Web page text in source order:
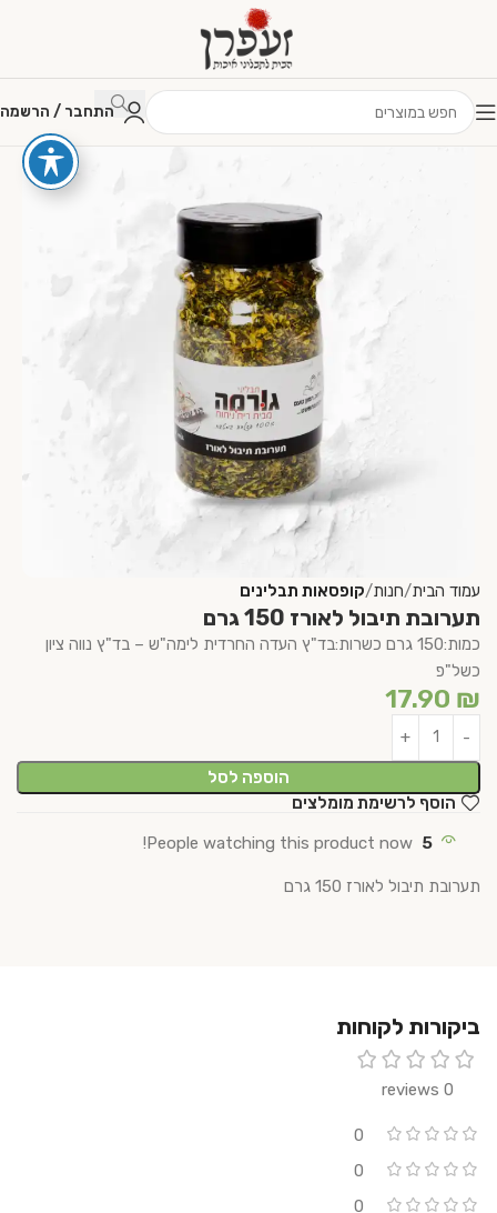
התחבר / הרשמה
עמוד הבית חנות קופסאות תבלינים
תערובת תיבול לאורז 150 גרם
כמות:150 גרם כשרות:בד"ץ העדה החרדית לימה"ש – בד"ץ נווה ציון
כשל"פ
17.90 ₪
הוספה לסל
הוסף לרשימת מומלצים
5
People watching this product now!
תערובת תיבול לאורז 150 גרם
ביקורות לקוחות
0 reviews
0
0
0